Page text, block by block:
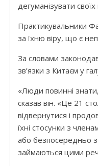
дегуманізувати
Практикувальники
за їхню віру, що є
За словами
зв’язки з Китаєм у
«Люди повинні
сказав він. «Це 21
відвернутися і
їхні стосунки з
або безпосередньо з
займаються цими